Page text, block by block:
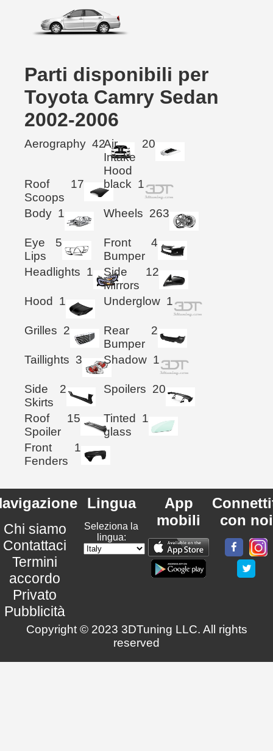
Parti disponibili per
Toyota Camry Sedan
2002-2006
Aerography 42Air
Intake
Hood
20
Roof
Scoops
17 black 1
Body 1 Wheels 263
Eye
Lips
5
Front
Bumper
4
Headlights 1
Side
Mirrors
12
Hood 1 Underglow 1
Grilles 2
Rear
Bumper
2
Taillights 3 Shadow 1
Side
Skirts
2 Spoilers 20
Roof
Spoiler
15
Tinted
glass
1
Front
Fenders
1
Chi siamo
Contattaci
Termini
accordo
Privato
Pubblicità
Lingua
Seleziona la
lingua:
App
mobili
con noi
Copyright © 2023 3DTuning LLC. All rights
reserved